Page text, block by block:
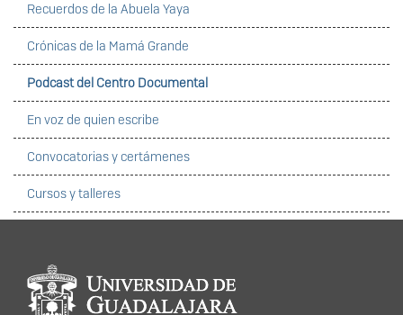
Recuerdos de la Abuela Yaya
Crónicas de la Mamá Grande
Podcast del Centro Documental
En voz de quien escribe
Convocatorias y certámenes
Cursos y talleres
Información del
portal